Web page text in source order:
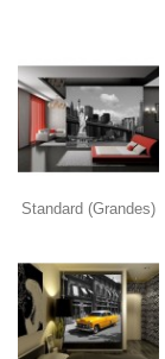
Standard (Grandes)